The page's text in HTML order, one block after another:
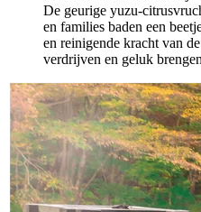
De geurige yuzu-
en families baden een
en reinigende kracht van
verdrijven en geluk